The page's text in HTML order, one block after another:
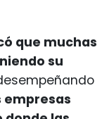
que muchas
su
empresas